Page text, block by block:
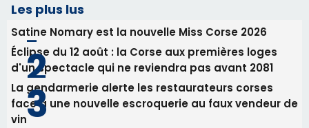
Les plus lus
Satine Nomary est la nouvelle Miss Corse 2026
Éclipse du 12 août : la Corse aux premières loges
d'un spectacle qui ne reviendra pas avant 2081
La gendarmerie alerte les restaurateurs corses
face à une nouvelle escroquerie au faux vendeur de
vin